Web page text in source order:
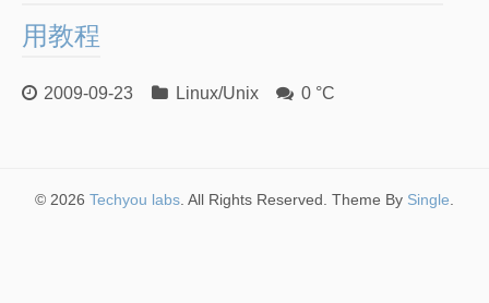
Programming
关于作者
用教程
2009-09-23 Linux/Unix 0 °C
© 2026 Techyou labs . All Rights Reserved. Theme By Single